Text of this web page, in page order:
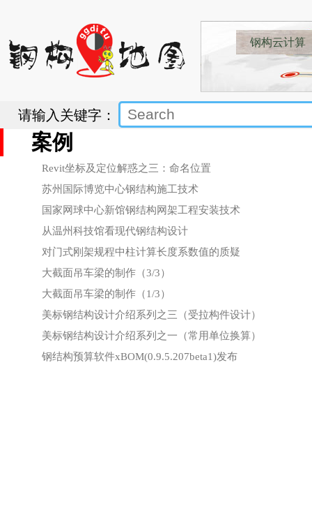
钢构云计算
请输入关键字：
案例
Revit坐标及定位解惑之三：命名位置
苏州国际博览中心钢结构施工技术
国家网球中心新馆钢结构网架工程安装技术
从温州科技馆看现代钢结构设计
对门式刚架规程中柱计算长度系数值的质疑
大截面吊车梁的制作（3/3）
大截面吊车梁的制作（1/3）
美标钢结构设计介绍系列之三（受拉构件设计）
美标钢结构设计介绍系列之一（常用单位换算）
钢结构预算软件xBOM(0.9.5.207beta1)发布